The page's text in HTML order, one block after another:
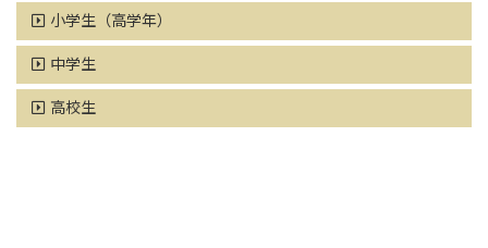
小学生（高学年）
中学生
高校生